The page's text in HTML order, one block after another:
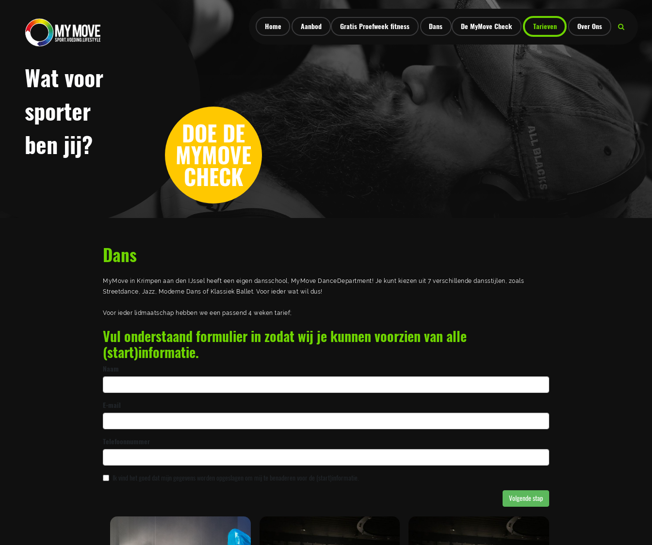
Home Aanbod Gratis Proefweek fitness Dans De MyMove Check Tarieven Over Ons
Wat voor
sporter
ben jij?
DOE DE
MYMOVE
CHECK
Dans
MyMove in Krimpen aan den IJssel heeft een eigen dansschool, MyMove DanceDepartment! Je kunt kiezen uit 7 verschillende dansstijlen, zoals
Streetdance, Jazz, Moderne Dans of Klassiek Ballet. Voor ieder wat wil dus!
Voor ieder lidmaatschap hebben we een passend 4 weken tarief;
Vul onderstaand formulier in zodat wij je kunnen voorzien van alle
(start)informatie.
Naam
E-mail
Telefoonnummer
Ik vind het goed dat mijn gegevens worden opgeslagen om mij te benaderen voor de (start)informatie.
Volgende stap